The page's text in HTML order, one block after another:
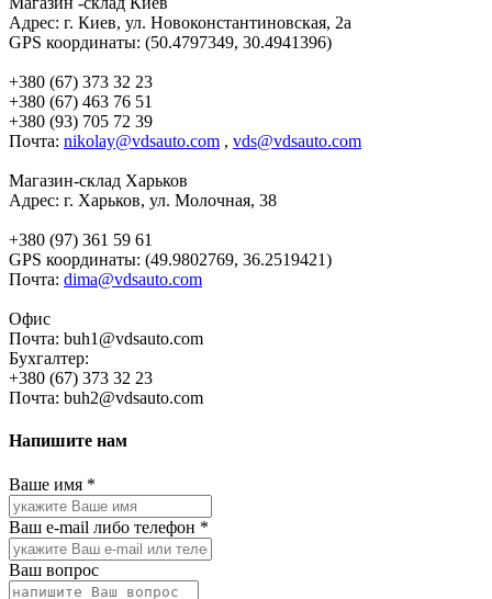
Адрес: г. Киев, ул. Новоконстантиновская, 2а
GPS координаты: (50.4797349, 30.4941396)
+380 (67) 373 32 23
+380 (67) 463 76 51
+380 (93) 705 72 39
Почта: nikolay@vdsauto.com , vds@vdsauto.com
Магазин-склад Харьков
Адрес: г. Харьков, ул. Молочная, 38
+380 (97) 361 59 61
GPS координаты: (49.9802769, 36.2519421)
Почта: dima@vdsauto.com
Офис
Почта: buh1@vdsauto.com
Бухгалтер:
+380 (67) 373 32 23
Почта: buh2@vdsauto.com
Напишите нам
Ваше имя *
Ваш e-mail либо телефон *
Ваш вопрос